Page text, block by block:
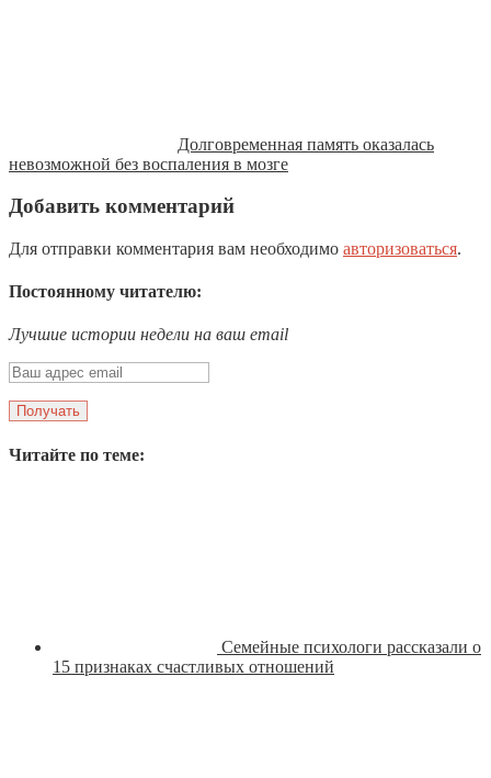
Долговременная память оказалась
невозможной без воспаления в мозге
Добавить комментарий
Для отправки комментария вам необходимо авторизоваться.
Постоянному читателю:
Лучшие истории недели на ваш email
Читайте по теме:
Семейные психологи рассказали о
15 признаках счастливых отношений